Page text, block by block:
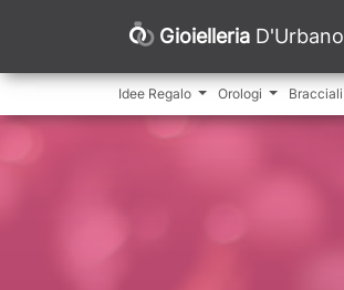
Gioielleria D'Urbano
Idee Regalo Orologi Bracciali